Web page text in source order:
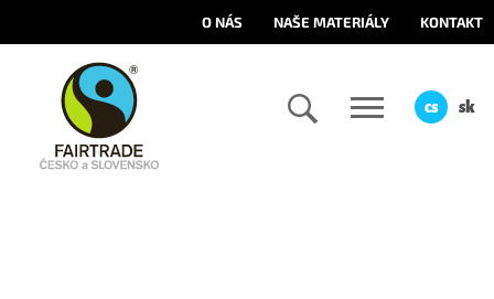
O NÁS NAŠE MATERIÁLY KONTAKT
cs sk